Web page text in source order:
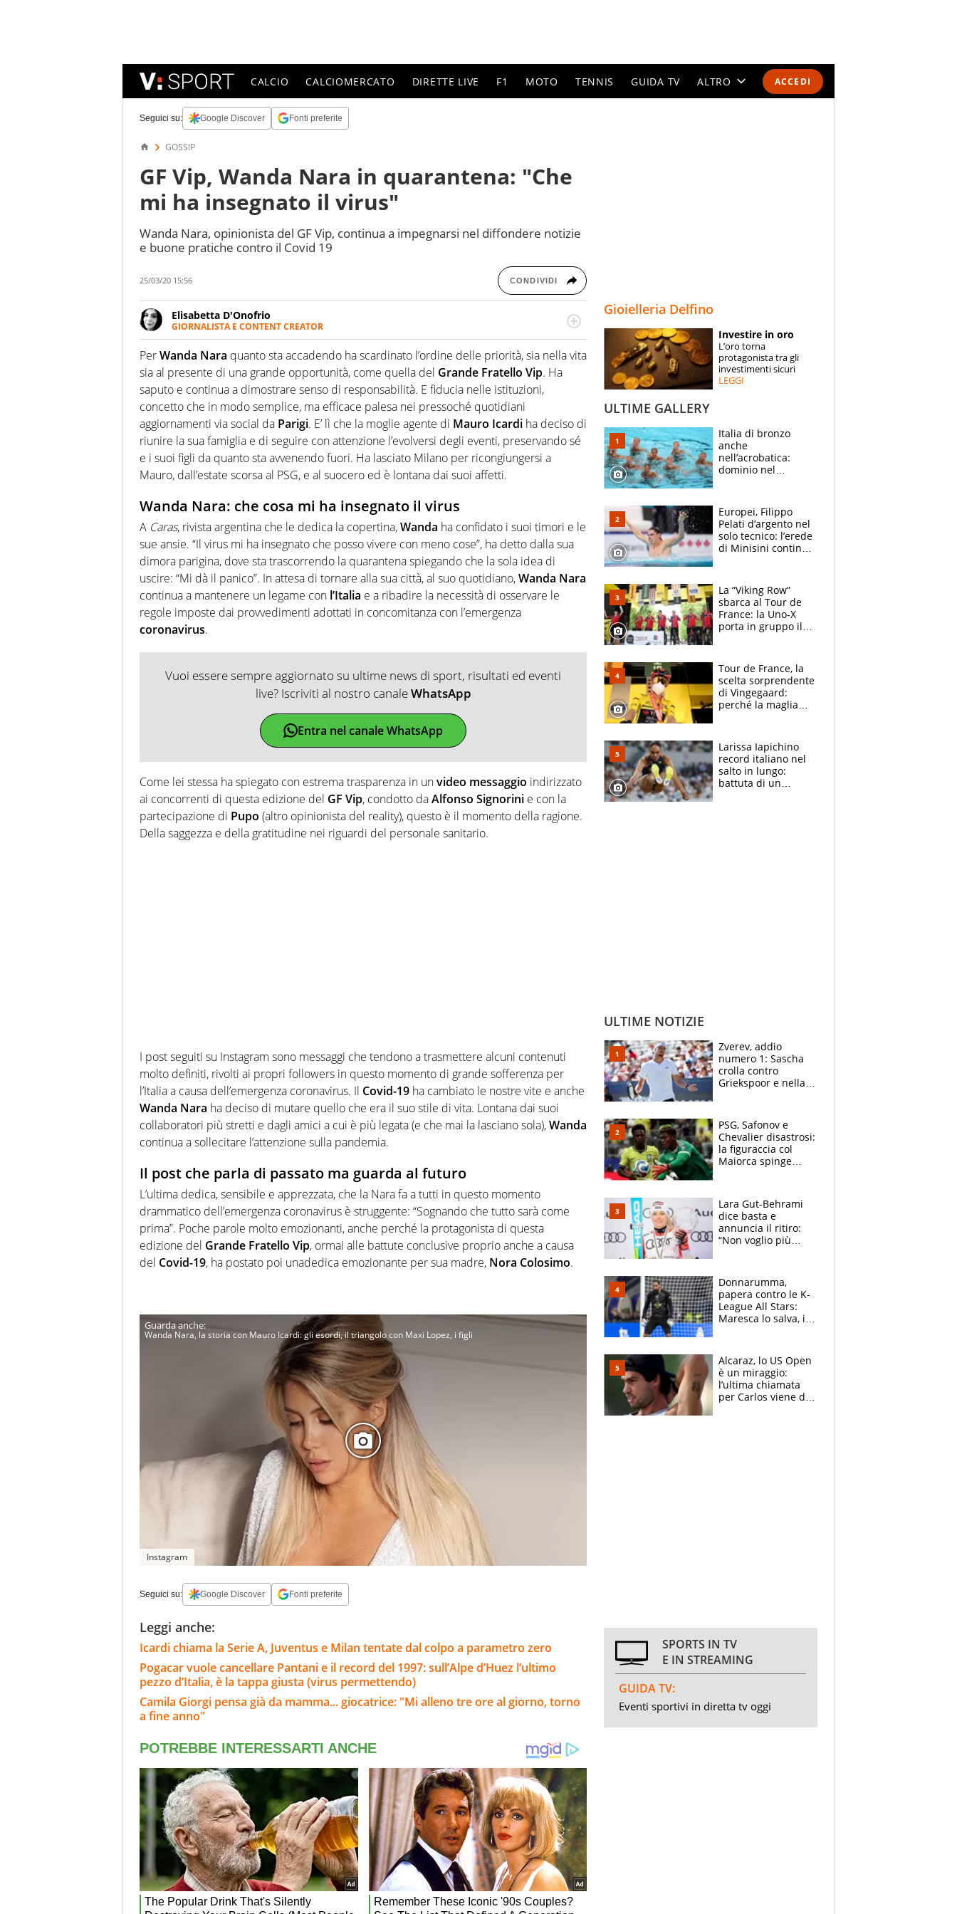
ACCEDI
CALCIO CALCIOMERCATO DIRETTE LIVE F1 MOTO TENNIS GUIDA TV ALTRO
SPECIALI
ESPERTI
Seguici su: Google Discover Fonti preferite
GOSSIP
GF Vip, Wanda Nara in quarantena: "Che
mi ha insegnato il virus"
Wanda Nara, opinionista del GF Vip, continua a impegnarsi nel diffondere notizie
e buone pratiche contro il Covid 19
25/03/20 15:56 CONDIVIDI
Elisabetta D'Onofrio
GIORNALISTA E CONTENT CREATOR
Giornalista professionista dal 2007, scrive per curiosità personale e necessità:
soprattutto di calcio, di sport e dei suoi protagonisti, concedendosi innocenti evasioni
nell'ambito della creazione di format. Un tempo ala destra, oggi si sente a suo agio nel
ruolo di libero. Cura una classifica riservata dei migliori 5 calciatori di sempre.
PerWanda Nara quanto sta accadendo ha scardinato l’ordine delle priorità, sia nella vita
sia al presente di una grande opportunità, come quella del Grande Fratello Vip. Ha
saputo e continua a dimostrare senso di responsabilità. E fiducia nelle istituzioni,
concetto che in modo semplice, ma efficace palesa nei pressoché quotidiani
aggiornamenti via social da Parigi. E’ lì che la moglie agente di Mauro Icardi ha deciso di
riunire la sua famiglia e di seguire con attenzione l’evolversi degli eventi, preservando sé
e i suoi figli da quanto sta avvenendo fuori. Ha lasciato Milano per ricongiungersi a
Mauro, dall’estate scorsa al PSG, e al suocero ed è lontana dai suoi affetti.
Wanda Nara: che cosa mi ha insegnato il virus
A Caras, rivista argentina che le dedica la copertina,Wanda ha confidato i suoi timori e le
sue ansie. “Il virus mi ha insegnato che posso vivere con meno cose”, ha detto dalla sua
dimora parigina, dove sta trascorrendo la quarantena spiegando che la sola idea di
uscire: “Mi dà il panico”. In attesa di tornare alla sua città, al suo quotidiano,Wanda Nara
continua a mantenere un legame con l’Italia e a ribadire la necessità di osservare le
regole imposte dai provvedimenti adottati in concomitanza con l’emergenza
coronavirus.
Vuoi essere sempre aggiornato su ultime news di sport, risultati ed eventi
live? Iscriviti al nostro canaleWhatsApp
Entra nel canale WhatsApp
Come lei stessa ha spiegato con estrema trasparenza in unvideo messaggio indirizzato
ai concorrenti di questa edizione del GF Vip, condotto daAlfonso Signorini e con la
partecipazione di Pupo (altro opinionista del reality), questo è il momento della ragione.
Della saggezza e della gratitudine nei riguardi del personale sanitario.
I post seguiti su Instagram sono messaggi che tendono a trasmettere alcuni contenuti
molto definiti, rivolti ai propri followers in questo momento di grande sofferenza per
l’Italia a causa dell’emergenza coronavirus. Il Covid-19 ha cambiato le nostre vite e anche
Wanda Nara ha deciso di mutare quello che era il suo stile di vita. Lontana dai suoi
collaboratori più stretti e dagli amici a cui è più legata (e che mai la lasciano sola),Wanda
continua a sollecitare l’attenzione sulla pandemia.
Il post che parla di passato ma guarda al futuro
L’ultima dedica, sensibile e apprezzata, che la Nara fa a tutti in questo momento
drammatico dell’emergenza coronavirus è struggente: “Sognando che tutto sarà come
prima”. Poche parole molto emozionanti, anche perché la protagonista di questa
edizione del Grande Fratello Vip, ormai alle battute conclusive proprio anche a causa
del Covid-19, ha postato poi unadedica emozionante per sua madre, Nora Colosimo.
Wanda Nara, la storia con Mauro Icardi: gli esordi, il triangolo con Maxi Lopez, i figli
Instagram
Seguici su: Google Discover Fonti preferite
Leggi anche:
Icardi chiama la Serie A, Juventus e Milan tentate dal colpo a parametro zero
Pogacar vuole cancellare Pantani e il record del 1997: sull’Alpe d’Huez l’ultimo
pezzo d’Italia, è la tappa giusta (virus permettendo)
Camila Giorgi pensa già da mamma... giocatrice: "Mi alleno tre ore al giorno, torno
a fine anno"
Gioielleria Delfino
Investire in oro
L’oro torna
protagonista tra gli
investimenti sicuri
LEGGI
ULTIME GALLERY
Italia di bronzo
anche
nell’acrobatica:
dominio nel
e compagni
continuare
Europei, Filippo
Pelati d’argento nel
solo tecnico: l’erede
di Minisini continua
mirino
La “Viking Row”
sbarca al Tour de
France: la Uno-X
porta in gruppo il
compagni
Tour de France, la
scelta sorprendente
di Vingegaard:
perché la maglia
rischio da evitare
Larissa Iapichino
record italiano nel
salto in lungo:
battuta di un
ULTIME NOTIZIE
Zverev, addio
numero 1: Sascha
crolla contro
Griekspoor e nella
terzo. Quanti malori
a Montreal
PSG, Safonov e
Chevalier disastrosi:
la figuraccia col
Maiorca spinge
rischio beffa
Lara Gut-Behrami
dice basta e
annuncia il ritiro:
“Non voglio più
Brignone
Donnarumma,
papera contro le K-
League All Stars:
Maresca lo salva, i
Alcaraz, lo US Open
è un miraggio:
l’ultima chiamata
per Carlos viene da
SPORTS IN TV
E IN STREAMING
GUIDA TV:
Eventi sportivi in diretta tv oggi